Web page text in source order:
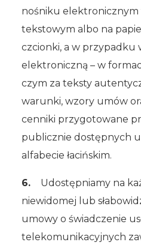
nośniku elektronicznym
tekstowym albo na
czcionki, a w przypadku
elektroniczną – w
czym za teksty
warunki, wzory umów
cenniki przygotowane
publicznie dostępnych
alfabecie łacińskim.
6.
Udostępniamy na
niewidomej lub
umowy o świadczenie
telekomunikacyjnych